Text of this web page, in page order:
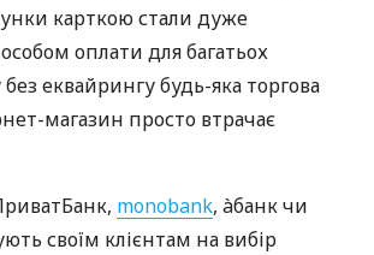
карткою стали дуже
оплати для багатьох
еквайрингу будь-яка торгова
магазин просто втрачає
monobank, àбанк чи
своїм клієнтам на вибір